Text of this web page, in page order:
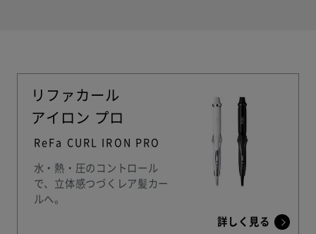
リファカール
アイロン プロ
ReFa CURL IRON PRO
水・熱・圧のコントロール
で、 立体感つづくレア髪カー
ルへ。
詳しく見る